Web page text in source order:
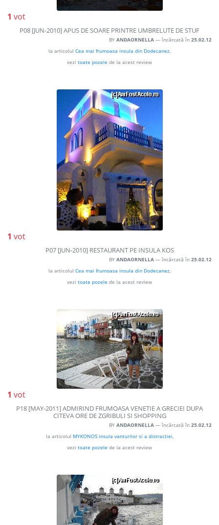
1 vot
P08 [JUN-2010] APUS DE SOARE PRINTRE UMBRELUTE DE STUF
BY ANDAORNELLA — încărcată în 25.02.12
la articolul Cea mai frumoasa insula din Dodecanez,
vezi toate pozele de la acest review
1 vot
P07 [JUN-2010] RESTAURANT PE INSULA KOS
BY ANDAORNELLA — încărcată în 25.02.12
la articolul Cea mai frumoasa insula din Dodecanez,
vezi toate pozele de la acest review
1 vot
P18 [MAY-2011] ADMIRIND FRUMOASA VENETIE A GRECIEI DUPA
CITEVA ORE DE ZGRIBULI SI SHOPPING
BY ANDAORNELLA — încărcată în 25.02.12
la articolul MYKONOS insula vanturilor si a distractiei,
vezi toate pozele de la acest review